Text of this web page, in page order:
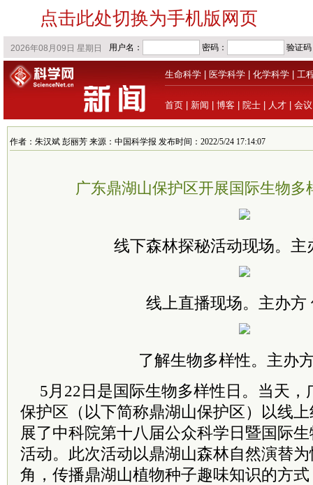
点击此处切换为手机版网页
生命科学 医学科学 化学科学 工
首页 新闻 博客 院士 人才 会议
作者：朱汉斌 彭丽芳 来源：中国科学报 发布时间：2022/5/24 17:14:07
广东鼎湖山保护区开展国际生物多
线下森林探秘活动现场。主
线上直播现场。主办方
了解生物多样性。主办
5月22日是国际生物多样性日。当天
保护区（以下简称鼎湖山保护区）以线
展了中科院第十八届公众科学日暨国际
活动。此次活动以鼎湖山森林自然演替
角，传播鼎湖山植物种子趣味知识的方